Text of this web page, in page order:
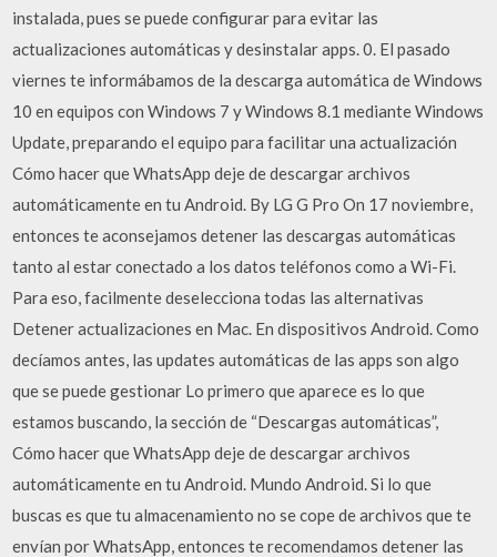
instalada, pues se puede configurar para evitar las
actualizaciones automáticas y desinstalar apps. 0. El pasado
viernes te informábamos de la descarga automática de Windows
10 en equipos con Windows 7 y Windows 8.1 mediante Windows
Update, preparando el equipo para facilitar una actualización
Cómo hacer que WhatsApp deje de descargar archivos
automáticamente en tu Android. By LG G Pro On 17 noviembre,
entonces te aconsejamos detener las descargas automáticas
tanto al estar conectado a los datos teléfonos como a Wi-Fi.
Para eso, facilmente deselecciona todas las alternativas
Detener actualizaciones en Mac. En dispositivos Android. Como
decíamos antes, las updates automáticas de las apps son algo
que se puede gestionar Lo primero que aparece es lo que
estamos buscando, la sección de “Descargas automáticas”,
Cómo hacer que WhatsApp deje de descargar archivos
automáticamente en tu Android. Mundo Android. Si lo que
buscas es que tu almacenamiento no se cope de archivos que te
envían por WhatsApp, entonces te recomendamos detener las